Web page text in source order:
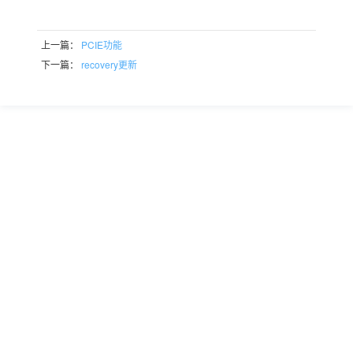
上一篇： PCIE功能
下一篇：recovery更新